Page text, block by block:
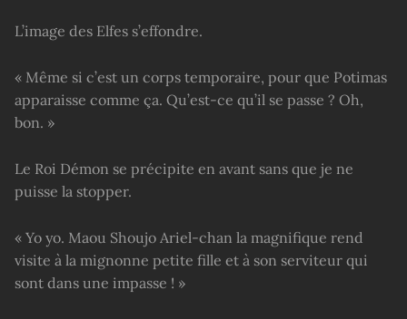
L’image des Elfes s’effondre.
« Même si c’est un corps temporaire, pour que Potimas
apparaisse comme ça. Qu’est-ce qu’il se passe ? Oh,
bon. »
Le Roi Démon se précipite en avant sans que je ne
puisse la stopper.
« Yo yo. Maou Shoujo Ariel-chan la magnifique rend
visite à la mignonne petite fille et à son serviteur qui
sont dans une impasse ! »